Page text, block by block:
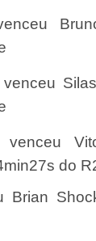
venceu
do
Brian